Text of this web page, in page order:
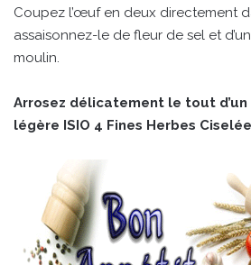
Coupez l’œuf en deux directement
assaisonnez-le de fleur de sel et
moulin.
Arrosez délicatement le tout
légère ISIO 4 Fines Herbes